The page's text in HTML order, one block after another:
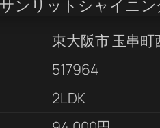
東大阪市 玉串町
517964
2LDK